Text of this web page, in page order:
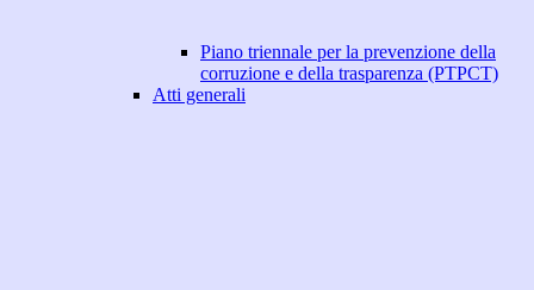
Piano triennale per la prevenzione della
corruzione e della trasparenza (PTPCT)
Atti generali